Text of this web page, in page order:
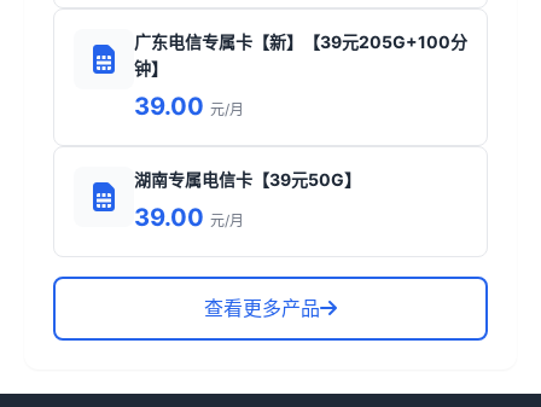
广东电信专属卡【新】【39元205G+100分
钟】
39.00 元/月
湖南专属电信卡【39元50G】
39.00 元/月
查看更多产品